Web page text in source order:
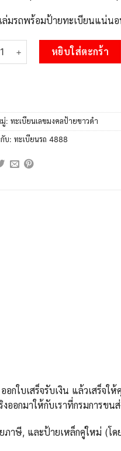
ล่มรถพร้อมป้ายทะเบียนแน่นอ
น 8. okdee ป้ายทะเบียนรถ 3ข
หยิบใส่ตะกร้า
: ทะเบียนเลขมงคลป้ายขาวดำ
บ: ทะเบียนรถ 4888
ใบเสร็จรับเงิน แล้วเสร็จใ
อกมาให้กับเราที่กรมการขน
าษี, และป้ายเหล็กคู่ใหม่ (โด